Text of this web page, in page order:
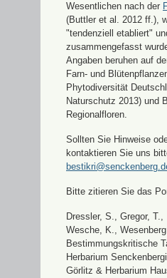
Wesentlichen nach der
(Buttler et al. 2012 ff.),
"tendenziell etabliert"
zusammengefasst
Angaben beruhen auf
Farn- und
Phytodiversität
Naturschutz 2013) und
Regionalfloren.
Sollten Sie Hinweise
kontaktieren Sie uns
Bitte zitieren Sie das
Dressler, S., Gregor,
Wesche, K.,
Bestimmungskritische
Herbarium
Görlitz & Herbarium